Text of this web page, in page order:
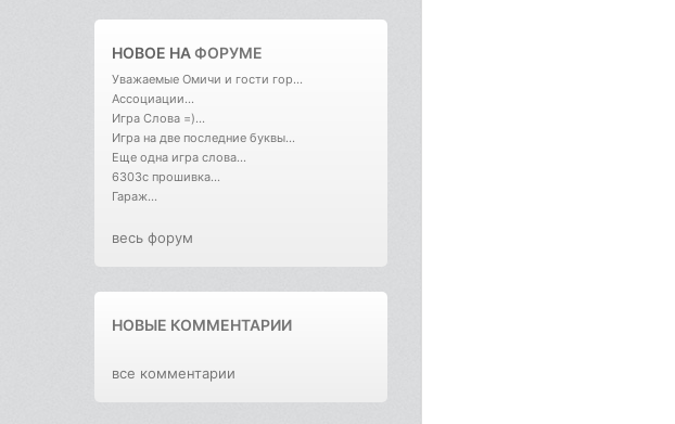
НОВОЕ НАФОРУМЕ
Уважаемые Омичи и гости гор...
Ассоциации...
Игра Слова =)...
Игра на две последние буквы...
Еще одна игра слова...
6303с прошивка...
Гараж...
весь форум
НОВЫЕ КОММЕНТАРИИ
все комментарии